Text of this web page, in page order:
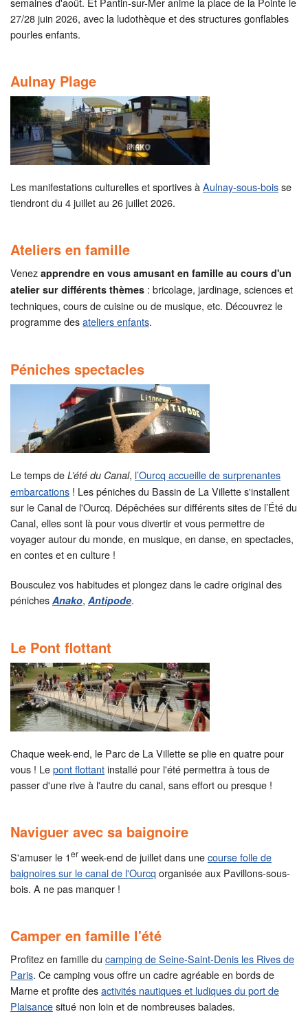
27/28 juin 2026, avec la ludothèque et des structures gonflables
pourles enfants.
Aulnay Plage
Les manifestations culturelles et sportives àAulnay-sous-boisse
tiendront du 4 juillet au 26 juillet 2026.
Ateliers en famille
Venez apprendre en vous amusant en famille au cours d'un
atelier sur différents thèmes : bricolage, jardinage, sciences et
techniques, cours de cuisine ou de musique, etc. Découvrez le
programme desateliers enfants.
Péniches spectacles
Le temps de L’été du Canal, l’Ourcq accueille de surprenantes
embarcations ! Les péniches du Bassin de La Villette s'installent
sur le Canal de l'Ourcq. Dépêchées sur différents sites de l’Été du
Canal, elles sont là pour vous divertir et vous permettre de
voyager autour du monde, en musique, en danse, en spectacles,
en contes et en culture !
Bousculez vos habitudes et plongez dans le cadre original des
péniches Anako, Antipode.
Le Pont flottant
Chaque week-end, le Parc de La Villette se plie en quatre pour
vous ! Lepont flottantinstallé pour l'été permettra à tous de
passer d'une rive à l'autre du canal, sans effort ou presque !
Naviguer avec sa baignoire
S'amuser le 1er week-end de juillet dans unecourse folle de
baignoires sur le canal de l'Ourcqorganisée aux Pavillons-sous-
bois. A ne pas manquer !
Camper en famille l'été
Profitez en famille du camping de Seine-Saint-Denis les Rives de
Paris. Ce camping vous offre un cadre agréable en bords de
Marne et profite desactivités nautiques et ludiques du port de
Plaisancesitué non loin et de nombreuses balades.